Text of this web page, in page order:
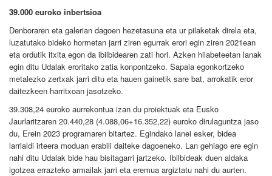
39.000 euroko inbertsioa
Denboraren eta galerian dagoen hezetasuna eta ur pilaketak direla eta,
luzatutako bideko hormetan jarri ziren egurrak erori egin ziren 2021ean
eta ordutik itxita egon da ibilbidearen zati hori. Azken hilabeteetan lanak
egin ditu Udalak eroritako zatia konpontzeko. Sapaia egonkortzeko
metalezko zertxak jarri ditu eta hauen gainetik sare bat, arrokatik eror
daitezkeen harritxoan jasotzeko.
39.308,24 euroko aurrekontua izan du proiektuak eta Eusko
Jaurlaritzaren 20.440,28 (4.088,06+16.352,22) euroko dirulaguntza jaso
du, Erein 2023 programaren bitartez. Egindako lanei esker, bidea
larrialdi irteera moduan erabili daiteke dagoeneko. Lan gehiago ere egin
nahi ditu Udalak bide hau bisitagarri jartzeko. Ibilbideak duen aldaka
igotzea errazteko armailak jarri eta eremua argiztatu nahi du aurten.